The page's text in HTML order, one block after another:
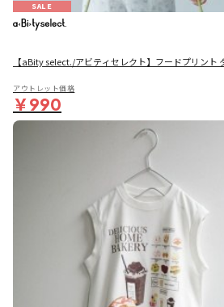
SALE
【aBity select./アビティセレクト】フードプリント
アウトレット価格
￥990